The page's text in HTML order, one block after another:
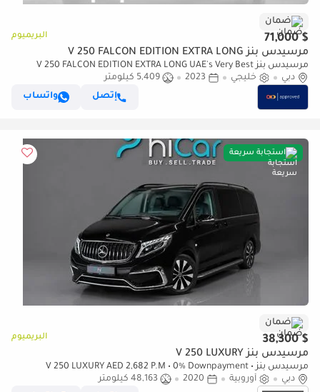
ضمان
$ 71,000 البريميوم
مرسيدس بنز V 250 FALCON EDITION EXTRA LONG
مرسيدس بنز V 250 FALCON EDITION EXTRA LONG UAE's Very Best
Example | AED 3,825 Per Month
دبي خليجي 2023
5,409 كيلومتر
إتصل
واتساب
استجابة سريعة
ضمان
$ 38,300 البريميوم
مرسيدس بنز V 250 LUXURY
مرسيدس بنز V 250 LUXURY AED 2,682 P.M • 0% Downpayment •
Mercedes-Benz V 250d • 1 Year Warranty
دبي أوروبية 2020
48,163 كيلومتر